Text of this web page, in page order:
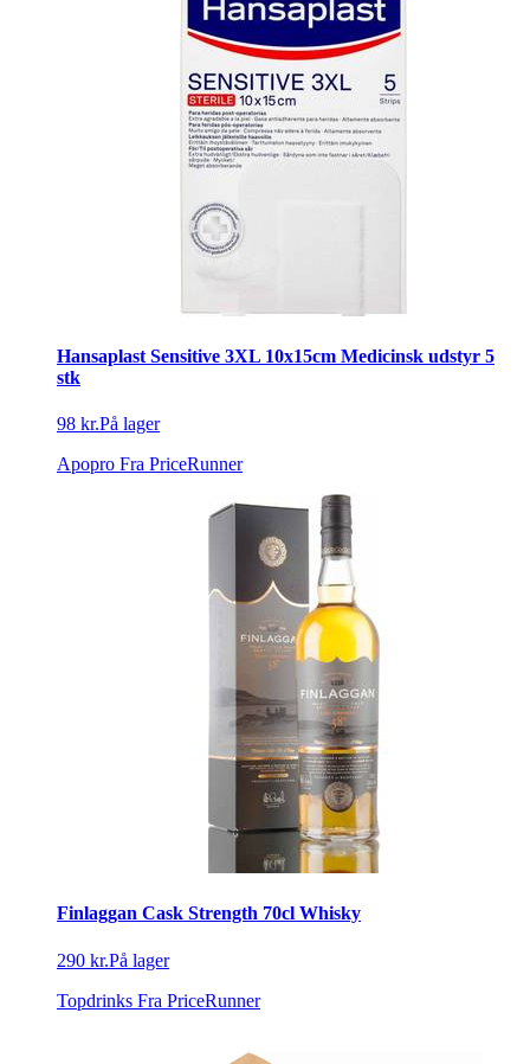
Hansaplast Sensitive 3XL 10x15cm Medicinsk udstyr 5
stk
98 kr.På lager
Apopro Fra PriceRunner
Finlaggan Cask Strength 70cl Whisky
290 kr.På lager
Topdrinks Fra PriceRunner